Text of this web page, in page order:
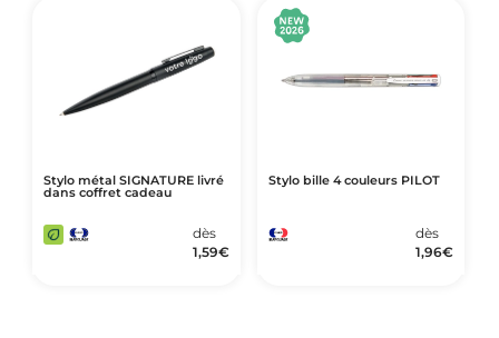
Stylo métal SIGNATURE livré
dans coffret cadeau
dès
1,59€
Stylo bille 4 couleurs PILOT
dès
1,96€